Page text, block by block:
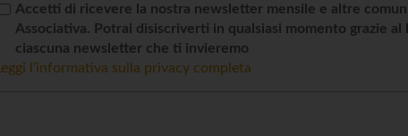
Accetti di ricevere la nostra newsletter mensile e altre
Associativa. Potrai disiscriverti in qualsiasi momento grazie
ciascuna newsletter che ti invieremo
Leggi l’informativa sulla privacy completa